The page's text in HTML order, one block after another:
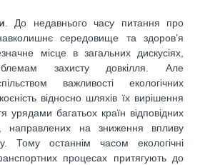
. До недавнього часу питання про
середовище та здоров’я
місце в загальних дискусіях,
захисту довкілля. Але
важливості екологічних
відносно шляхів їх вирішення
урядами багатьох країн відповідних
направлених на зниження впливу
Тому останнім часом екологічні
процесах притягують до